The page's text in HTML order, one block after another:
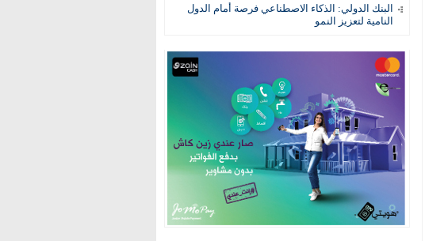
البنك الدولي: الذكاء الاصطناعي فرصة أمام الدول
النامية لتعزيز النمو